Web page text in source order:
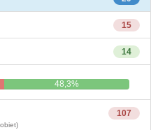
15
14
48,3%
107